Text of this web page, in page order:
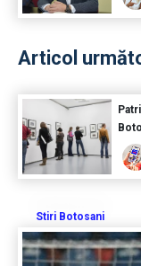
Articol
Stiri Botosani